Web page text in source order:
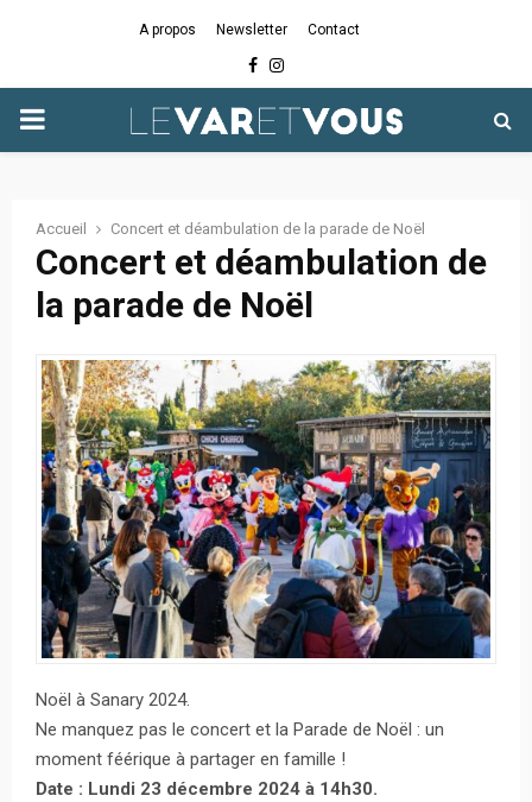
A propos Newsletter Contact
Facebook
Instagram
PRIMARY
Accueil Concert et déambulation de la parade de Noël
Concert et déambulation de
la parade de Noël
Noël à Sanary 2024.
Ne manquez pas le concert et la Parade de Noël : un
moment féérique à partager en famille !
Date : Lundi 23 décembre 2024 à 14h30.